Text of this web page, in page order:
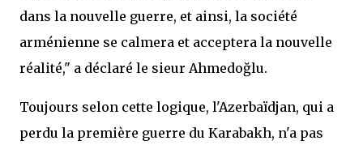
dans la nouvelle guerre, et ainsi, la société
arménienne se calmera et acceptera la nouvelle
réalité," a déclaré le sieur Ahmedoğlu.
Toujours selon cette logique, l'Azerbaïdjan, qui a
perdu la première guerre du Karabakh, n'a pas